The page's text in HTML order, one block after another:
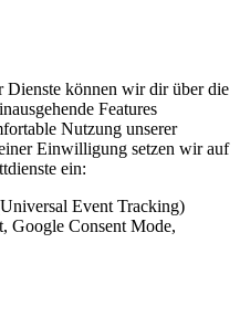
Dienste können wir dir über die
Features
Nutzung unserer
Einwilligung setzen wir auf
ein:
Event Tracking)
Google Consent Mode,